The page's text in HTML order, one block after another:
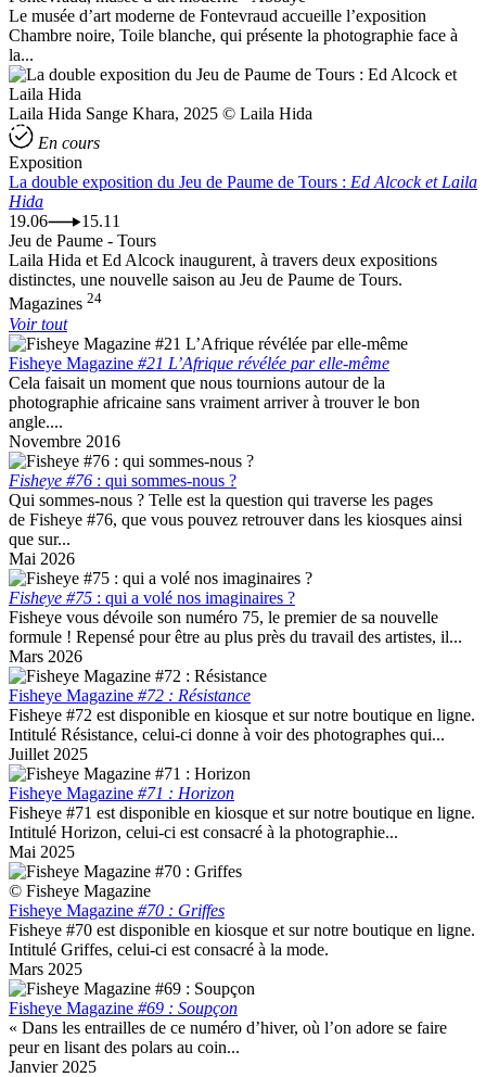
Le musée d’art moderne de Fontevraud accueille l’exposition
Chambre noire, Toile blanche, qui présente la photographie face à
la...
Laila Hida Sange Khara, 2025 © Laila Hida
En cours
Exposition
La double exposition du Jeu de Paume de Tours : Ed Alcock et Laila
Hida
19.06
15.11
Jeu de Paume - Tours
Laila Hida et Ed Alcock inaugurent, à travers deux expositions
distinctes, une nouvelle saison au Jeu de Paume de Tours.
Magazines 24
Voir tout
Fisheye Magazine #21 L’Afrique révélée par elle-même
Cela faisait un moment que nous tournions autour de la
photographie africaine sans vraiment arriver à trouver le bon
angle....
Novembre 2016
Fisheye #76 : qui sommes-nous ?
Qui sommes-nous ? Telle est la question qui traverse les pages
de Fisheye #76, que vous pouvez retrouver dans les kiosques ainsi
que sur...
Mai 2026
Fisheye #75 : qui a volé nos imaginaires ?
Fisheye vous dévoile son numéro 75, le premier de sa nouvelle
formule ! Repensé pour être au plus près du travail des artistes, il...
Mars 2026
Fisheye Magazine #72 : Résistance
Fisheye #72 est disponible en kiosque et sur notre boutique en ligne.
Intitulé Résistance, celui-ci donne à voir des photographes qui...
Juillet 2025
Fisheye Magazine #71 : Horizon
Fisheye #71 est disponible en kiosque et sur notre boutique en ligne.
Intitulé Horizon, celui-ci est consacré à la photographie...
Mai 2025
© Fisheye Magazine
Fisheye Magazine #70 : Griffes
Fisheye #70 est disponible en kiosque et sur notre boutique en ligne.
Intitulé Griffes, celui-ci est consacré à la mode.
Mars 2025
Fisheye Magazine #69 : Soupçon
« Dans les entrailles de ce numéro d’hiver, où l’on adore se faire
peur en lisant des polars au coin...
Janvier 2025